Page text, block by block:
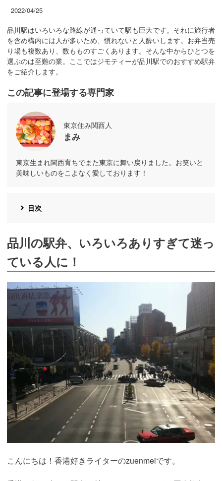
2022/04/25
品川駅はいろいろな路線が通っていて駅も巨大です。それに旅行者
を含め構内には人が多いため、慣れないと人酔いします。お弁当売
り場も複数あり、数もものすごくあります。そんな中からひとつを
選ぶのは至難の業。ここではジモティーが品川駅でのおすすめ駅弁
をご紹介します。
この記事に登場する専門家
東京住み関西人
まみ
東京生まれ関西育ちでまた東京に舞い戻りました。お笑いと
美味しいものをこよなく愛しております！
目次
品川の駅弁、いろいろありすぎて迷っ
ている人に！
こんにちは！香港好きライターのzuenmeiです。